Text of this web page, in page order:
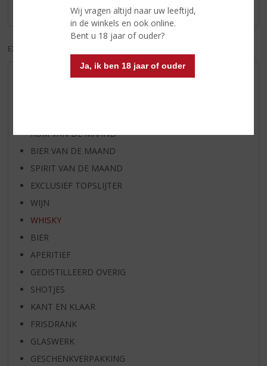
Wij vragen altijd naar uw leeftijd,
in de winkels en ook online.
Bent u 18 jaar of ouder?
Ja, ik ben 18 jaar of ouder
Er zijn nog geen reviews geplaatst voor dit product
EXCL. BTW
RUM VAN DE MAAND
BIER VAN DE MAAND
SPIRIT VAN DE MAAND
EXCLUSIEF TOPSLIJTER
WIJN
WHISKY
BIER
APERITIEF
GEDISTILLEERD OVERIG
SHOTJES
KANT EN KLAAR
FRISDRANK
GLASWERK
GESCHENKVERPAKKING